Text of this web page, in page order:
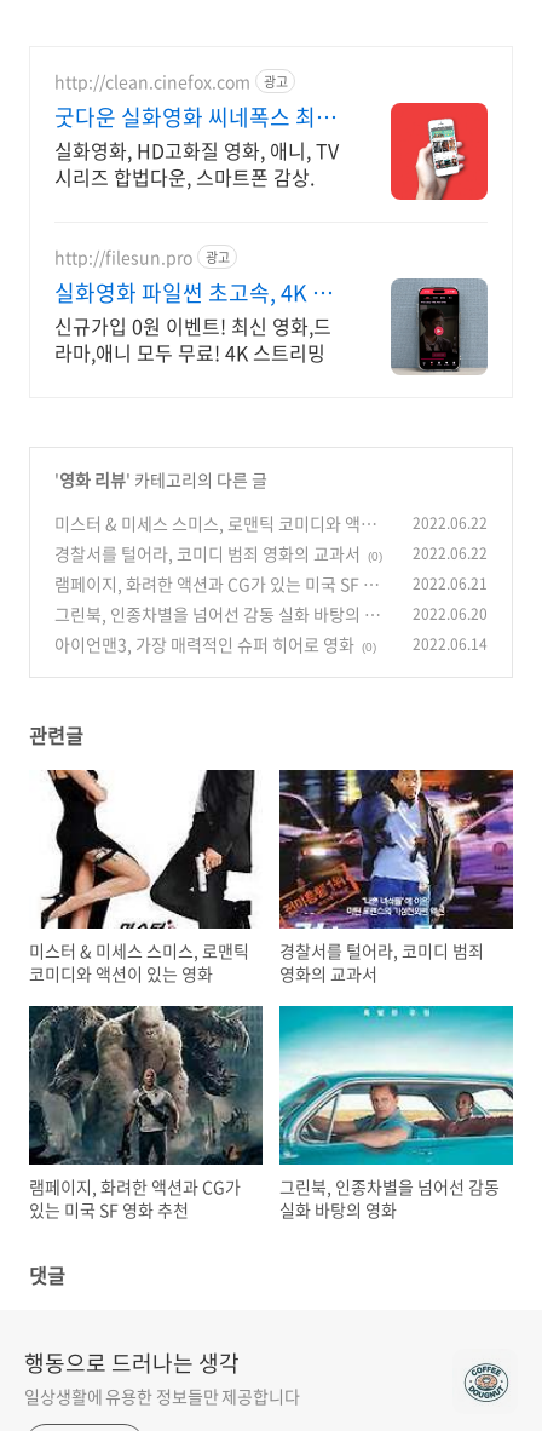
http://clean.cinefox.com 광고
굿다운 실화영화 씨네폭스 최대
3만원+10%추가적립
실화영화, HD고화질 영화, 애니, TV
시리즈 합법다운, 스마트폰 감상.
http://filesun.pro 광고
실화영화 파일썬 초고속, 4K 실
시간 보기!
신규가입 0원 이벤트! 최신 영화,드
라마,애니 모두 무료! 4K 스트리밍
'영화 리뷰' 카테고리의 다른 글
미스터 & 미세스 스미스, 로맨틱 코미디와 액션
이 있는 영화 (0)
2022.06.22
경찰서를 털어라, 코미디 범죄 영화의 교과서 (0) 2022.06.22
램페이지, 화려한 액션과 CG가 있는 미국 SF 영
화 추천
(0)
2022.06.21
그린북, 인종차별을 넘어선 감동 실화 바탕의 영
화 (0)
2022.06.20
아이언맨3, 가장 매력적인 슈퍼 히어로 영화 (0) 2022.06.14
관련글
미스터 & 미세스 스미스, 로맨틱
코미디와 액션이 있는 영화
경찰서를 털어라, 코미디 범죄
영화의 교과서
램페이지, 화려한 액션과 CG가
있는 미국 SF 영화 추천
그린북, 인종차별을 넘어선 감동
실화 바탕의 영화
댓글
행동으로 드러나는 생각
일상생활에 유용한 정보들만 제공합니다